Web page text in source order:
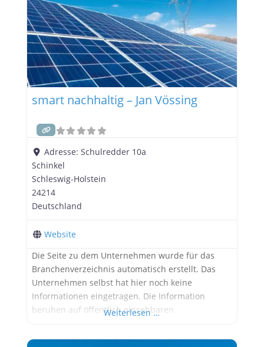
der Region aktiv mit. Ein Unternehmen mit
smart nachhaltig – Jan Vössing
Adresse:Schulredder 10a
Schinkel
Schleswig-Holstein
24214
Deutschland
Website
Die Seite zu dem Unternehmen wurde für das
Branchenverzeichnis automatisch erstellt. Das
Unternehmen selbst hat hier noch keine
Informationen eingetragen. Die Information
beruhen auf öffentlich einsehbaren
Weiterlesen …